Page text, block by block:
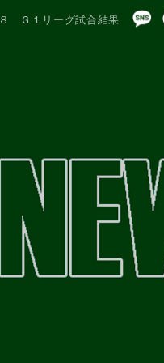
Ｇ１リーグ試合結果